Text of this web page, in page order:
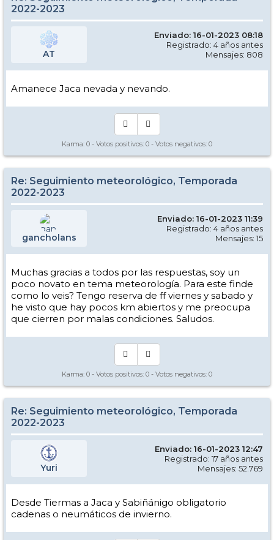
2022-2023
AT
Enviado: 16-01-2023 08:18
Registrado: 4 años antes
Mensajes: 808
Amanece Jaca nevada y nevando.
Karma: 0 - Votos positivos: 0 - Votos negativos: 0
Re: Seguimiento meteorológico, Temporada
2022-2023
gancholans
Enviado: 16-01-2023 11:39
Registrado: 4 años antes
Mensajes: 15
Muchas gracias a todos por las respuestas, soy un
poco novato en tema meteorología. Para este finde
como lo veis? Tengo reserva de ff viernes y sabado y
he visto que hay pocos km abiertos y me preocupa
que cierren por malas condiciones. Saludos.
Karma: 0 - Votos positivos: 0 - Votos negativos: 0
Re: Seguimiento meteorológico, Temporada
2022-2023
Yuri
Enviado: 16-01-2023 12:47
Registrado: 17 años antes
Mensajes: 52.769
Desde Tiermas a Jaca y Sabiñánigo obligatorio
cadenas o neumáticos de invierno.